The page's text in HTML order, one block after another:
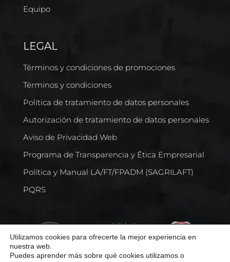
Equipo
LEGAL
Términos y condiciones de promociones
Términos y condiciones
Política de tratamiento de datos personales
Autorización de tratamiento de datos personales
Aviso de Privacidad Web
Programa de Transparencia y Ética Empresarial
Política y Manual LA/FT/FPADM (SAGRILAFT)
PQRS
Utilizamos cookies para ofrecerte la mejor experiencia en
nuestra web.
Puedes aprender más sobre qué cookies utilizamos o